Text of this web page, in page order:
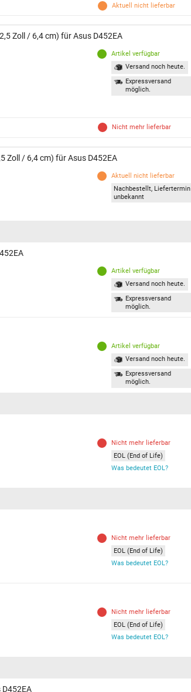
Aktuell nicht lieferbar
Zoll / 6,4 cm) für Asus D452EA
Artikel verfügbar
Versand noch heute.
Expressversand
möglich.
Nicht mehr lieferbar
Zoll / 6,4 cm) für Asus D452EA
Aktuell nicht lieferbar
Nachbestellt, Liefertermin
unbekannt
Artikel verfügbar
Versand noch heute.
Expressversand
möglich.
Artikel verfügbar
Versand noch heute.
Expressversand
möglich.
Nicht mehr lieferbar
EOL (End of Life)
Was bedeutet EOL?
Nicht mehr lieferbar
EOL (End of Life)
Was bedeutet EOL?
Nicht mehr lieferbar
EOL (End of Life)
Was bedeutet EOL?
D452EA